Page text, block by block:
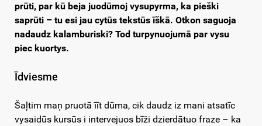
prūti, par kū beja juodūmoj vysupyrma, ka pieški
saprūti – tu esi jau cytūs tekstūs īškā. Otkon saguoja
nadaudz kalamburiski? Tod turpynuojumā par vysu
piec kuortys.
Īdviesme
Šaļtim maņ pruotā īīt dūma, cik daudz iz mani atsatīc
vysaidūs kursūs i intervejuos bīži dzierdātuo fraze – ka